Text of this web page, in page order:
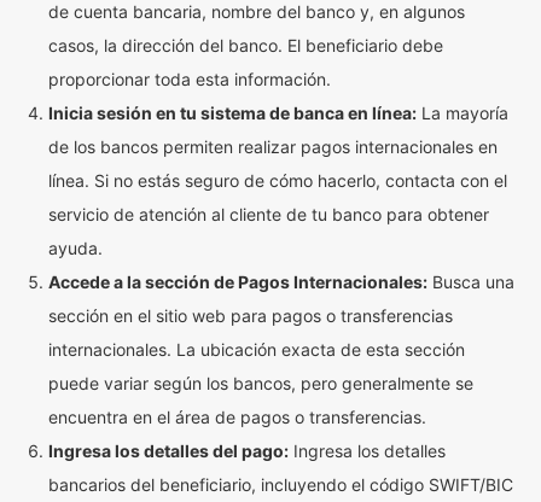
de cuenta bancaria, nombre del banco y, en algunos
casos, la dirección del banco. El beneficiario debe
proporcionar toda esta información.
Inicia sesión en tu sistema de banca en línea: La mayoría
de los bancos permiten realizar pagos internacionales en
línea. Si no estás seguro de cómo hacerlo, contacta con el
servicio de atención al cliente de tu banco para obtener
ayuda.
Accede a la sección de Pagos Internacionales: Busca una
sección en el sitio web para pagos o transferencias
internacionales. La ubicación exacta de esta sección
puede variar según los bancos, pero generalmente se
encuentra en el área de pagos o transferencias.
Ingresa los detalles del pago: Ingresa los detalles
bancarios del beneficiario, incluyendo el código SWIFT/BIC